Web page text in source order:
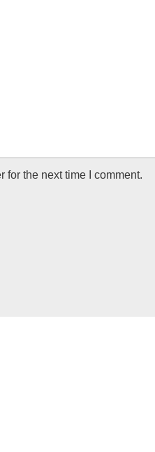
for the next time I comment.